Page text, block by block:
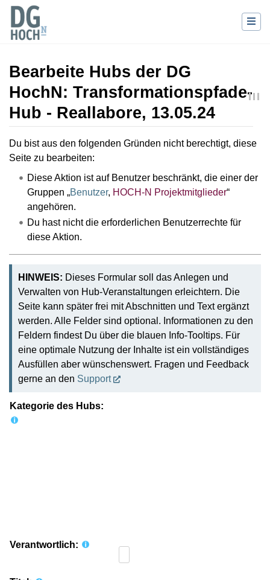
Bearbeite Hubs der DG
HochN: Transformationspfade-
Hub - Reallabore, 13.05.24
Wechseln zu:Navigation,Suche
Du bist aus den folgenden Gründen nicht berechtigt, diese
Seite zu bearbeiten:
Diese Aktion ist auf Benutzer beschränkt, die einer der
Gruppen „Benutzer, HOCH-N Projektmitglieder“
angehören.
Du hast nicht die erforderlichen Benutzerrechte für
diese Aktion.
HINWEIS: Dieses Formular soll das Anlegen und
Verwalten von Hub-Veranstaltungen erleichtern. Die
Seite kann später frei mit Abschnitten und Text ergänzt
werden. Alle Felder sind optional. Informationen zu den
Feldern findest Du über die blauen Info-Tooltips. Für
eine optimale Nutzung der Inhalte ist ein vollständiges
Ausfüllen aber wünschenswert. Fragen und Feedback
gerne an den Support
Kategorie des Hubs:
Verantwortlich: